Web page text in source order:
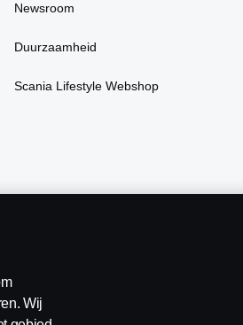
Newsroom
Duurzaamheid
Scania Lifestyle Webshop
Wij